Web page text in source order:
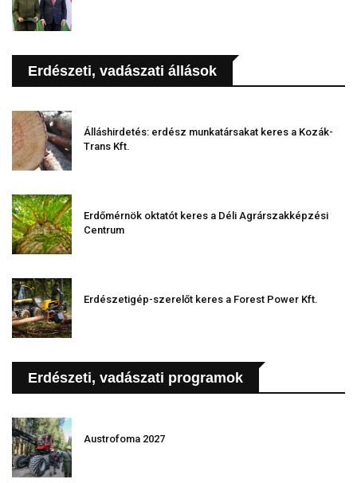
Erdészeti, vadászati állások
Álláshirdetés: erdész munkatársakat keres a Kozák-
Trans Kft.
Erdőmérnök oktatót keres a Déli Agrárszakképzési
Centrum
Erdészetigép-szerelőt keres a Forest Power Kft.
Erdészeti, vadászati programok
Austrofoma 2027